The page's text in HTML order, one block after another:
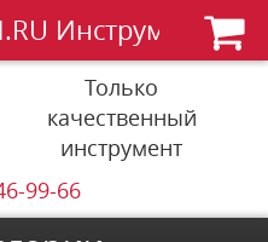
Инструменты
Только
качественный
инструмент
99-66